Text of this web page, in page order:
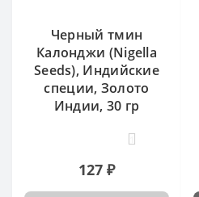
Черный тмин
Калонджи (Nigella
Seeds), Индийские
специи, Золото
Индии, 30 гр
127 ₽